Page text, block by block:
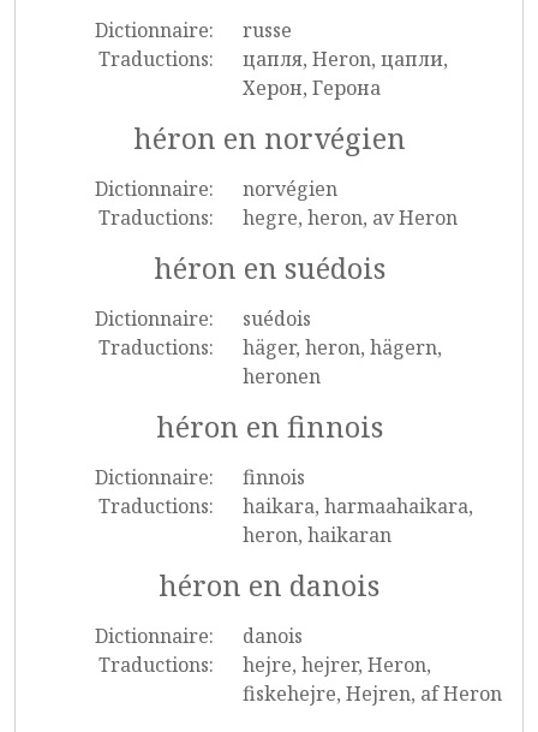
Dictionnaire:
russe
Traductions:
цапля, Heron, цапли,
Херон, Герона
héron en norvégien
Dictionnaire:
norvégien
Traductions:
hegre, heron, av Heron
héron en suédois
Dictionnaire:
suédois
Traductions:
häger, heron, hägern,
heronen
héron en finnois
Dictionnaire:
finnois
Traductions:
haikara, harmaahaikara,
heron, haikaran
héron en danois
Dictionnaire:
danois
Traductions:
hejre, hejrer, Heron,
fiskehejre, Hejren, af Heron